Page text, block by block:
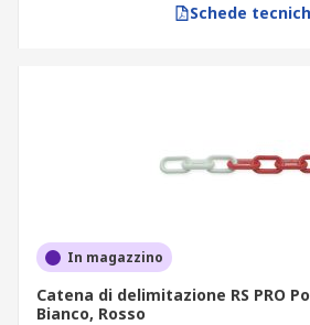
permettono di pianificare
Schede
In magazzino
Catena di delimitazione RS PRO
Bianco, Rosso